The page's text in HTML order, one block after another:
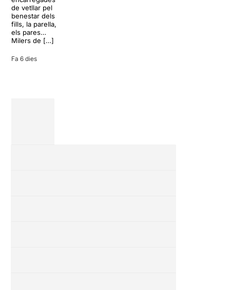
de vetllar pel
benestar dels
fills, la parella,
els pares…
Milers de […]
Fa 6 dies